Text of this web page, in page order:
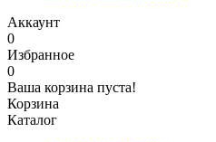
Аккаунт
0
Избранное
0
Ваша корзина пуста!
Корзина
Каталог